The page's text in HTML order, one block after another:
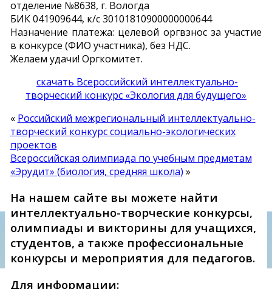
отделение №8638, г. Вологда
БИК 041909644, к/с 30101810900000000644
Назначение платежа: целевой оргвзнос за участие
в конкурсе (ФИО участника), без НДС.
Желаем удачи! Оргкомитет.
скачать Всероссийский интеллектуально-
творческий конкурс «Экология для будущего»
« Российский межрегиональный интеллектуально-
творческий конкурс социально-экологических
проектов
Всероссийская олимпиада по учебным предметам
«Эрудит» (биология, средняя школа) »
На нашем сайте вы можете найти
интеллектуально-творческие конкурсы,
олимпиады и викторины для учащихся,
студентов, а также профессиональные
конкурсы и мероприятия для педагогов.
Для информации: